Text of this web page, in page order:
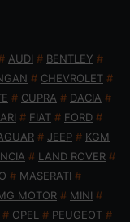
AUDI # BENTLEY #
# CHEVROLET #
# CUPRA # DACIA #
# FIAT # FORD #
# JEEP # KGM
# LAND ROVER #
# MASERATI #
MOTOR # MINI #
# OPEL # PEUGEOT #